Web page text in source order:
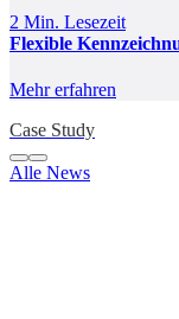
2 Min. Lesezeit
Flexible
Mehr erfahren
Case Study
Alle News